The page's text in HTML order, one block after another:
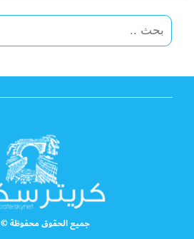
جميع الحقوق محفوظة © 2026